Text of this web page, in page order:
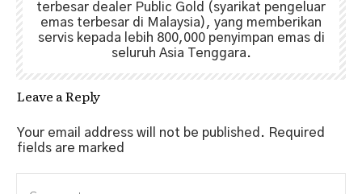
terbesar dealer Public Gold (syarikat pengeluar
emas terbesar di Malaysia), yang memberikan
servis kepada lebih 800,000 penyimpan emas di
seluruh Asia Tenggara.
Leave a Reply
Your email address will not be published. Required
fields are marked